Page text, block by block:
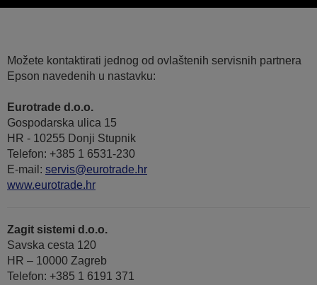
Možete kontaktirati jednog od ovlaštenih servisnih partnera
Epson navedenih u nastavku:
Eurotrade d.o.o.
Gospodarska ulica 15
HR - 10255 Donji Stupnik
Telefon: +385 1 6531-230
E-mail: servis@eurotrade.hr
www.eurotrade.hr
Zagit sistemi d.o.o.
Savska cesta 120
HR – 10000 Zagreb
Telefon: +385 1 6191 371